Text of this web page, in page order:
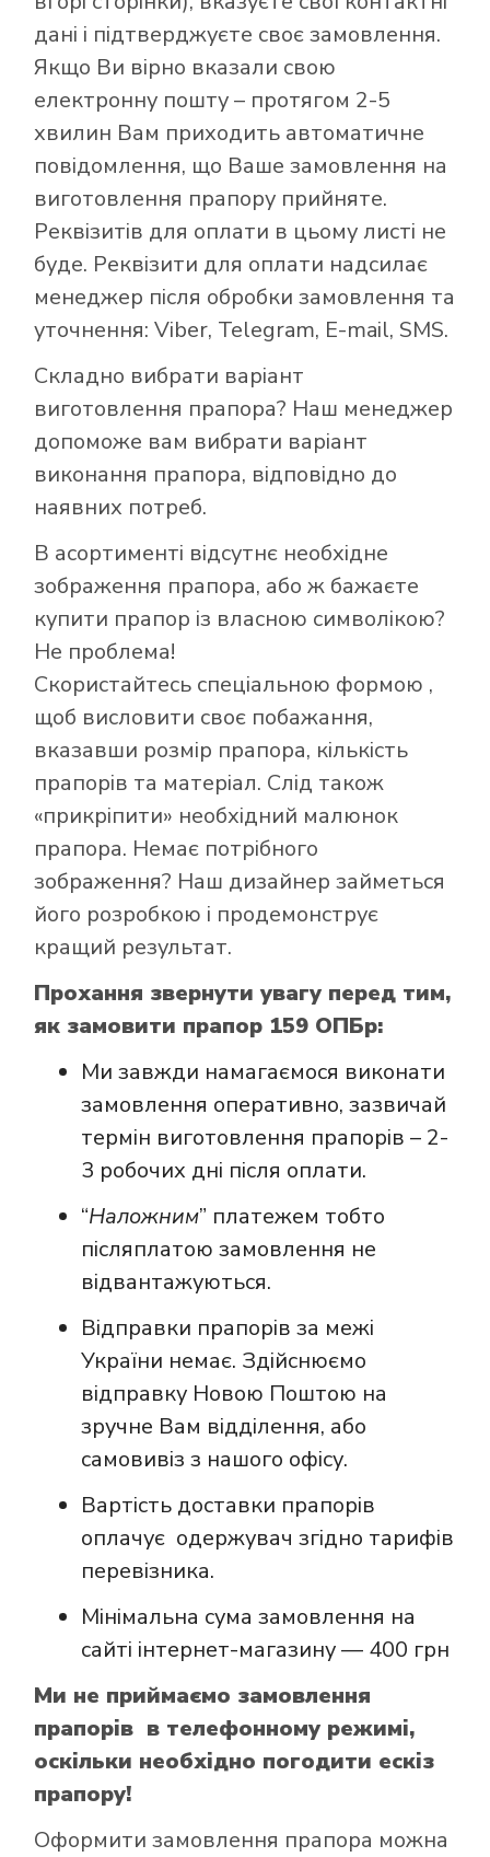
дані і підтверджуєте своє замовлення.
Якщо Ви вірно вказали свою
електронну пошту – протягом 2-5
хвилин Вам приходить автоматичне
повідомлення, що Ваше замовлення на
виготовлення прапору прийняте.
Реквізитів для оплати в цьому листі не
буде. Реквізити для оплати надсилає
менеджер після обробки замовлення та
уточнення: Viber, Telegram, E-mail, SMS.
Складно вибрати варіант
виготовлення прапора? Наш менеджер
допоможе вам вибрати варіант
виконання прапора, відповідно до
наявних потреб.
В асортименті відсутнє необхідне
зображення прапора, або ж бажаєте
купити прапор із власною символікою?
Не проблема!
Скористайтесь спеціальною формою ,
щоб висловити своє побажання,
вказавши розмір прапора, кількість
прапорів та матеріал. Слід також
«прикріпити» необхідний малюнок
прапора. Немає потрібного
зображення? Наш дизайнер займеться
його розробкою і продемонструє
кращий результат.
Прохання звернути увагу перед тим,
як замовити прапор 159 ОПБр:
Ми завжди намагаємося виконати
замовлення оперативно, зазвичай
термін виготовлення прапорів – 2-
3 робочих дні після оплати.
“Наложним” платежем тобто
післяплатою замовлення не
відвантажуються.
Відправки прапорів за межі
України немає. Здійснюємо
відправку Новою Поштою на
зручне Вам відділення, або
самовивіз з нашого офісу.
Вартість доставки прапорів
оплачує одержувач згідно тарифів
перевізника.
Мінімальна сума замовлення на
сайті інтернет-магазину — 400 грн
Ми не приймаємо замовлення
прапорів в телефонному режимі,
оскільки необхідно погодити ескіз
прапору!
Оформити замовлення прапора можна
Як купити прапор
в інтернет-
магазині Лакор: